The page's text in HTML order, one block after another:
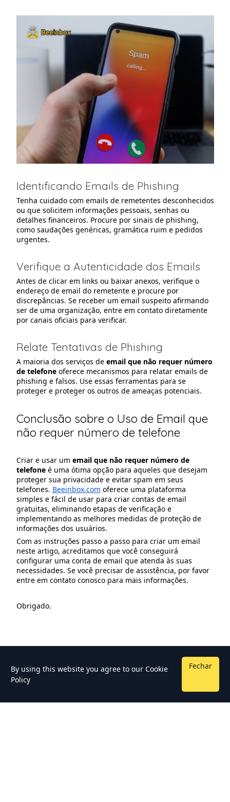
Identificando Emails de Phishing
Tenha cuidado com emails de remetentes desconhecidos
ou que solicitem informações pessoais, senhas ou
detalhes financeiros. Procure por sinais de phishing,
como saudações genéricas, gramática ruim e pedidos
urgentes.
Verifique a Autenticidade dos Emails
Antes de clicar em links ou baixar anexos, verifique o
endereço de email do remetente e procure por
discrepâncias. Se receber um email suspeito afirmando
ser de uma organização, entre em contato diretamente
por canais oficiais para verificar.
Relate Tentativas de Phishing
A maioria dos serviços de email que não requer número
de telefoneoferece mecanismos para relatar emails de
phishing e falsos. Use essas ferramentas para se
proteger e proteger os outros de ameaças potenciais.
Conclusão sobre o Uso de Email que
não requer número de telefone
Criar e usar um email que não requer número de
telefoneé uma ótima opção para aqueles que desejam
proteger sua privacidade e evitar spam em seus
telefones. Beeinbox.com oferece uma plataforma
simples e fácil de usar para criar contas de email
gratuitas, eliminando etapas de verificação e
implementando as melhores medidas de proteção de
informações dos usuários.
Com as instruções passo a passo para criar um email
neste artigo, acreditamos que você conseguirá
configurar uma conta de email que atenda às suas
necessidades. Se você precisar de assistência, por favor
entre em contato conosco para mais informações.
Obrigado.
By using this website you agree to our Cookie
Policy
Fechar